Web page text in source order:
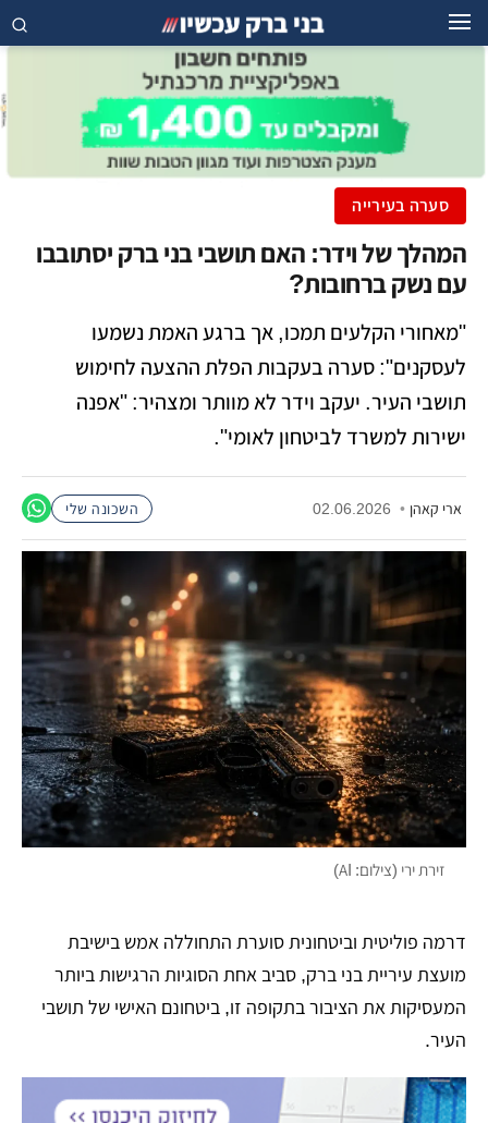
סערה בעירייה
המהלך של וידר: האם תושבי בני ברק יסתובבו
עם נשק ברחובות?
"מאחורי הקלעים תמכו, אך ברגע האמת נשמעו
לעסקנים": סערה בעקבות הפלת ההצעה לחימוש
תושבי העיר. יעקב וידר לא מוותר ומצהיר: "אפנה
ישירות למשרד לביטחון לאומי".
ארי קאהן •
02.06.2026 השכונה שלי
זירת ירי (צילום: AI)
דרמה פוליטית וביטחונית סוערת התחוללה אמש בישיבת
מועצת עיריית בני ברק, סביב אחת הסוגיות הרגישות ביותר
המעסיקות את הציבור בתקופה זו, ביטחונם האישי של תושבי
העיר.